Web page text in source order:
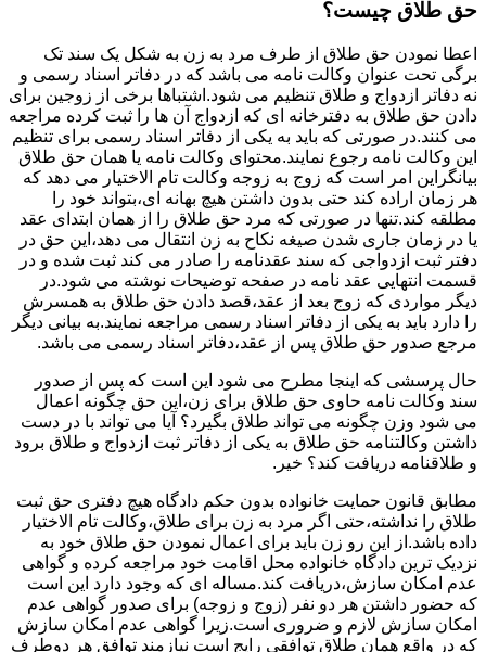
حق طلاق چیست؟
اعطا نمودن حق طلاق از طرف مرد به زن به شکل یک سند تک
برگی تحت عنوان وکالت نامه می باشد که در دفاتر اسناد رسمی و
نه دفاتر ازدواج و طلاق تنظیم می شود.اشتباها برخی از زوجین برای
دادن حق طلاق به دفترخانه ای که ازدواج آن ها را ثبت کرده مراجعه
می کنند.در صورتی که باید به یکی از دفاتر اسناد رسمی برای تنظیم
این وکالت نامه رجوع نمایند.محتوای وکالت نامه یا همان حق طلاق
بیانگراین امر است که زوج به زوجه وکالت تام الاختیار می دهد که
هر زمان اراده کند حتی بدون داشتن هیچ بهانه ای،بتواند خود را
مطلقه کند.تنها در صورتی که مرد حق طلاق را از همان ابتدای عقد
یا در زمان جاری شدن صیغه نکاح به زن انتقال می دهد،این حق در
دفتر ثبت ازدواجی که سند عقدنامه را صادر می کند ثبت شده و در
قسمت انتهایی عقد نامه در صفحه توضیحات نوشته می شود.در
دیگر مواردی که زوج بعد از عقد،قصد دادن حق طلاق به همسرش
را دارد باید به یکی از دفاتر اسناد رسمی مراجعه نمایند.به بیانی دیگر
مرجع صدور حق طلاق پس از عقد،دفاتر اسناد رسمی می باشد.
حال پرسشی که اینجا مطرح می شود این است که پس از صدور
سند وکالت نامه حاوی حق طلاق برای زن،این حق چگونه اعمال
می شود وزن چگونه می تواند طلاق بگیرد؟ آیا می تواند با در دست
داشتن وکالتنامه حق طلاق به یکی از دفاتر ثبت ازدواج و طلاق برود
و طلاقنامه دریافت کند؟ خیر.
مطابق قانون حمایت خانواده بدون حکم دادگاه هیچ دفتری حق ثبت
طلاق را نداشته،حتی اگر مرد به زن برای طلاق،وکالت تام الاختیار
داده باشد.از این رو زن باید برای اعمال نمودن حق طلاق خود به
نزدیک ترین دادگاه خانواده محل اقامت خود مراجعه کرده و گواهی
عدم امکان سازش،دریافت کند.مساله ای که وجود دارد این است
که حضور داشتن هر دو نفر (زوج و زوجه) برای صدور گواهی عدم
امکان سازش لازم و ضروری است.زیرا گواهی عدم امکان سازش
که در واقع همان طلاق توافقی رایج است نیازمند توافق هر دوطرف